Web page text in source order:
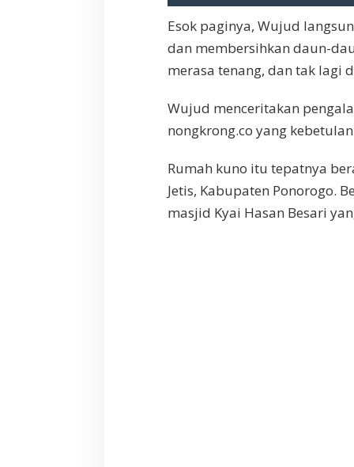
m
a
k
a
n
i
s
a
s
Esok paginya, Wujud
dan membersihkan daun-
merasa tenang, dan tak lagi
Wujud menceritakan
nongkrong.co yang
Rumah kuno itu tepatnya
Jetis, Kabupaten Ponorogo.
masjid Kyai Hasan Besari